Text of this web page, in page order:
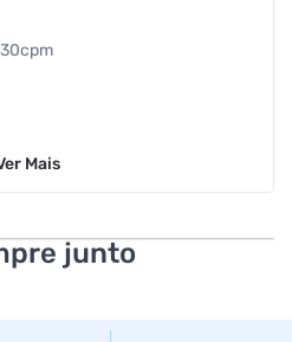
Mais
junto